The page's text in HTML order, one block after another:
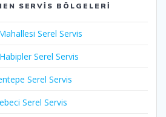
SERVIS BÖLGELERI
Serel Servis
Serel Servis
Serel Servis
Serel Servis